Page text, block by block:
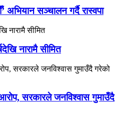
अभियान सञ्चालन गर्दै रास्वपा
नारामै सीमित
सरकारले जनविश्वास गुमाउँदै